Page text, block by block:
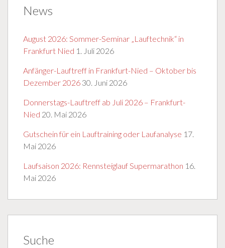
News
August 2026: Sommer-Seminar „Lauftechnik“ in
Frankfurt Nied 1. Juli 2026
Anfänger-Lauftreff in Frankfurt-Nied – Oktober bis
Dezember 2026 30. Juni 2026
Donnerstags-Lauftreff ab Juli 2026 – Frankfurt-
Nied 20. Mai 2026
Gutschein für ein Lauftraining oder Laufanalyse 17.
Mai 2026
Laufsaison 2026: Rennsteiglauf Supermarathon 16.
Mai 2026
Suche